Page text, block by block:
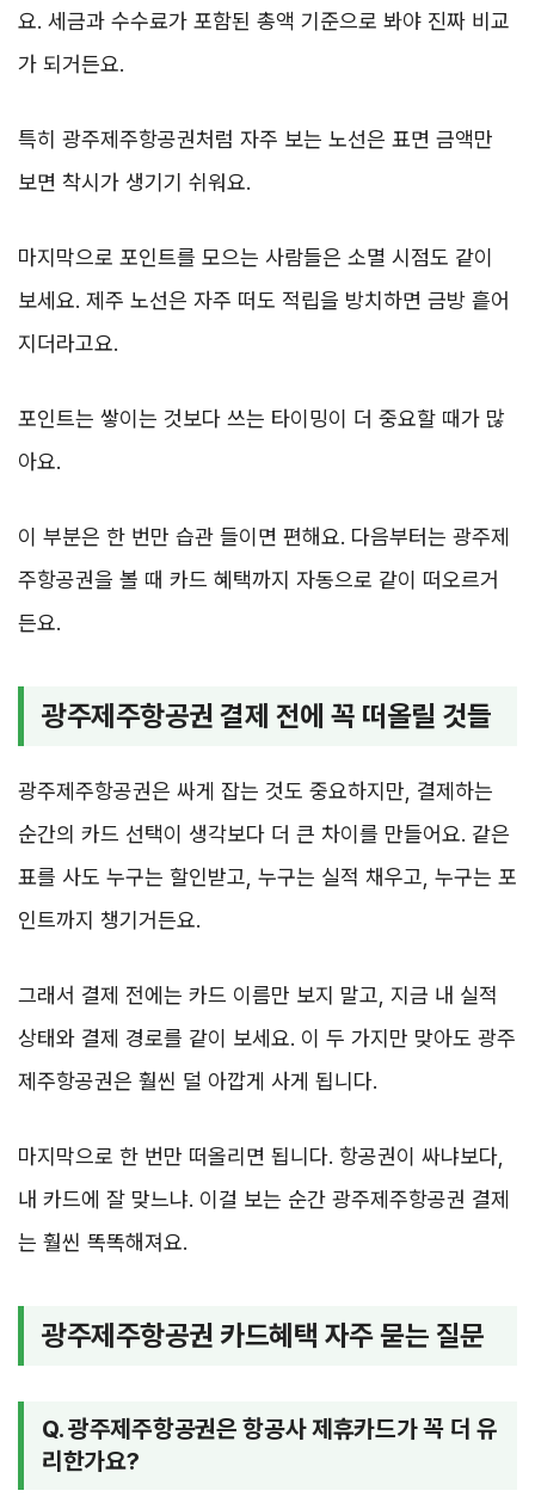
요. 세금과 수수료가 포함된 총액 기준으로 봐야 진짜 비교
가 되거든요.
특히 광주제주항공권처럼 자주 보는 노선은 표면 금액만
보면 착시가 생기기 쉬워요.
마지막으로 포인트를 모으는 사람들은 소멸 시점도 같이
보세요. 제주 노선은 자주 떠도 적립을 방치하면 금방 흩어
지더라고요.
포인트는 쌓이는 것보다 쓰는 타이밍이 더 중요할 때가 많
아요.
이 부분은 한 번만 습관 들이면 편해요. 다음부터는 광주제
주항공권을 볼 때 카드 혜택까지 자동으로 같이 떠오르거
든요.
광주제주항공권 결제 전에 꼭 떠올릴 것들
광주제주항공권은 싸게 잡는 것도 중요하지만, 결제하는
순간의 카드 선택이 생각보다 더 큰 차이를 만들어요. 같은
표를 사도 누구는 할인받고, 누구는 실적 채우고, 누구는 포
인트까지 챙기거든요.
그래서 결제 전에는 카드 이름만 보지 말고, 지금 내 실적
상태와 결제 경로를 같이 보세요. 이 두 가지만 맞아도 광주
제주항공권은 훨씬 덜 아깝게 사게 됩니다.
마지막으로 한 번만 떠올리면 됩니다. 항공권이 싸냐보다,
내 카드에 잘 맞느냐. 이걸 보는 순간 광주제주항공권 결제
는 훨씬 똑똑해져요.
광주제주항공권 카드혜택 자주 묻는 질문
Q. 광주제주항공권은 항공사 제휴카드가 꼭 더 유
리한가요?